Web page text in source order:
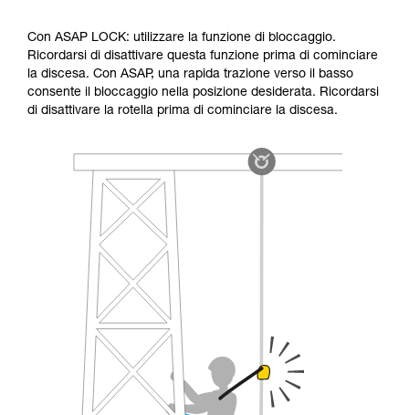
Con ASAP LOCK: utilizzare la funzione di bloccaggio.
Ricordarsi di disattivare questa funzione prima di cominciare
la discesa. Con ASAP, una rapida trazione verso il basso
consente il bloccaggio nella posizione desiderata. Ricordarsi
di disattivare la rotella prima di cominciare la discesa.